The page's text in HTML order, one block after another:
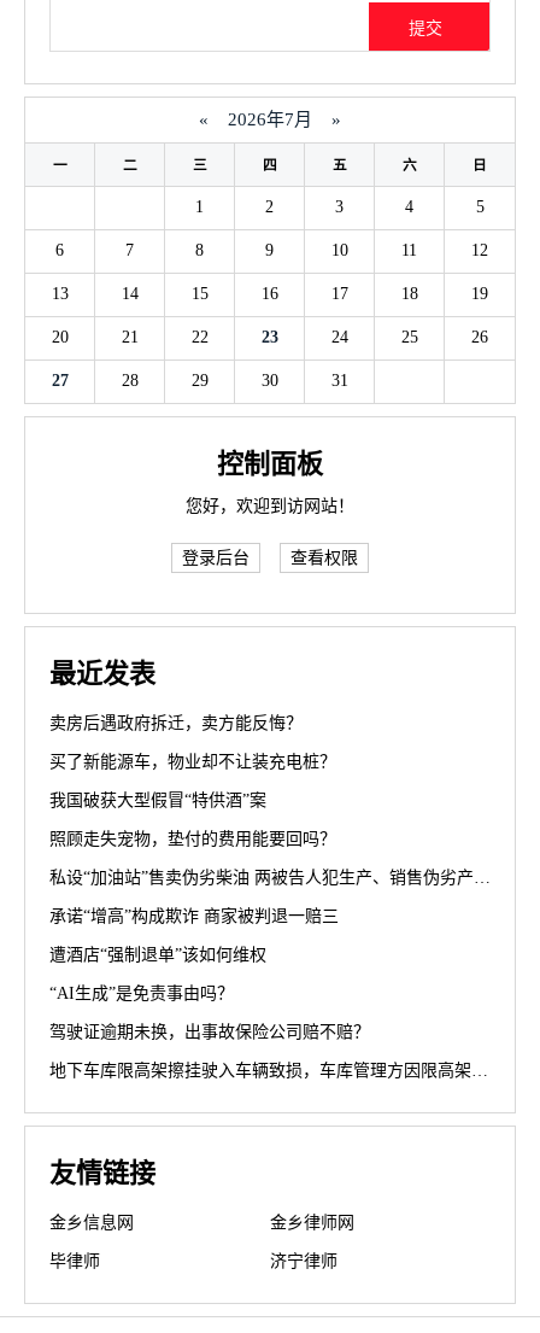
« 2026年7月 »
一 二 三 四 五 六 日
1 2 3 4 5
6 7 8 9 10 11 12
13 14 15 16 17 18 19
20 21 22 23 24 25 26
27 28 29 30 31
控制面板
您好，欢迎到访网站！
登录后台 查看权限
最近发表
卖房后遇政府拆迁，卖方能反悔？
买了新能源车，物业却不让装充电桩？
我国破获大型假冒“特供酒”案
照顾走失宠物，垫付的费用能要回吗？
承诺“增高”构成欺诈 商家被判退一赔三
遭酒店“强制退单”该如何维权
“AI生成”是免责事由吗？
驾驶证逾期未换，出事故保险公司赔不赔？
友情链接
金乡信息网 金乡律师网
毕律师 济宁律师